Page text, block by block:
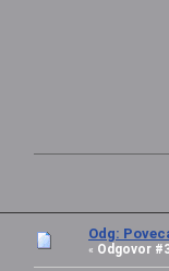
Odg:
« Odgovor